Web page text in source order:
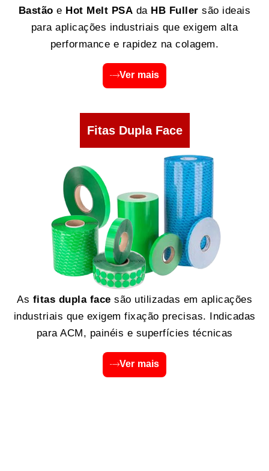
Bastão e Hot Melt PSA da HB Fuller são ideais
para aplicações industriais que exigem alta
performance e rapidez na colagem.
Ver mais
Fitas Dupla Face
As fitas dupla face são utilizadas em aplicações
industriais que exigem fixação precisas. Indicadas
para ACM, painéis e superfícies técnicas
Ver mais